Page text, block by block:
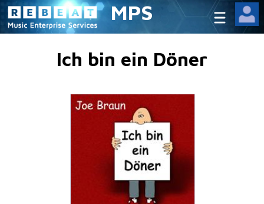
MPS
Ich bin ein Döner